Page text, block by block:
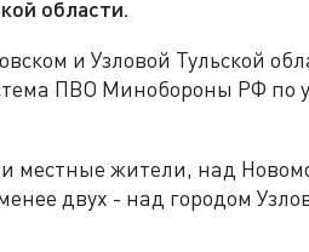
области.
и Узловой Тульской
ПВО Минобороны РФ по
местные жители, над
двух - над городом